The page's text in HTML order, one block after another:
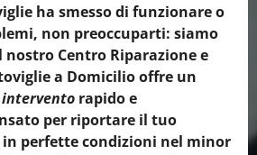
ha smesso di funzionare o
non preoccuparti: siamo
Centro Riparazione e
a Domicilio offre un
rapido e
per riportare il tuo
perfette condizioni nel minor